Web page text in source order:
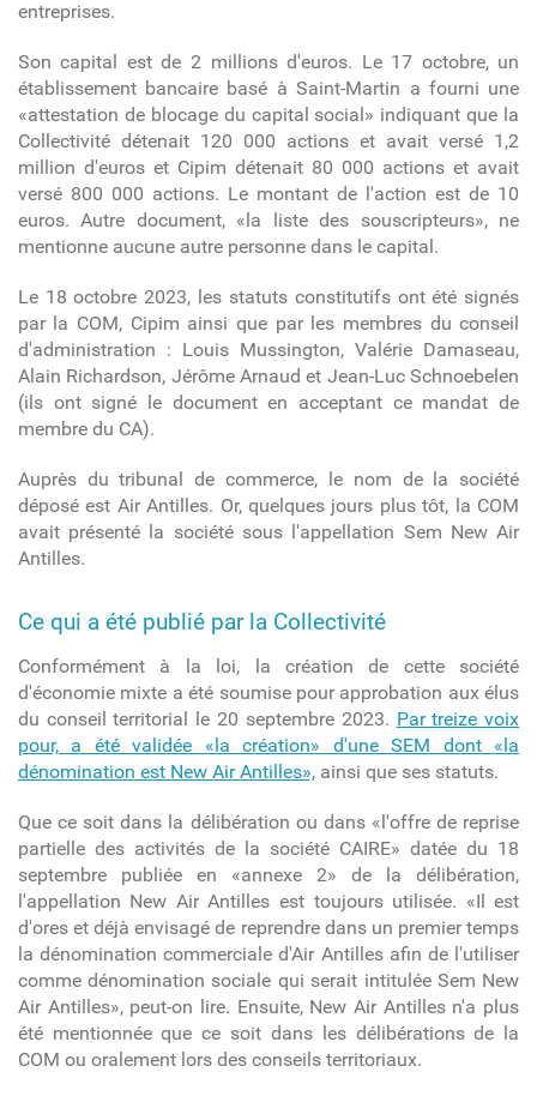
entreprises.
Son capital est de 2 millions d'euros. Le 17 octobre, un
établissement bancaire basé à Saint-Martin a fourni une
«attestation de blocage du capital social» indiquant que la
Collectivité détenait 120 000 actions et avait versé 1,2
million d'euros et Cipim détenait 80 000 actions et avait
versé 800 000 actions. Le montant de l'action est de 10
euros. Autre document, «la liste des souscripteurs», ne
mentionne aucune autre personne dans le capital.
Le 18 octobre 2023, les statuts constitutifs ont été signés
par la COM, Cipim ainsi que par les membres du conseil
d'administration : Louis Mussington, Valérie Damaseau,
Alain Richardson, Jérôme Arnaud et Jean-Luc Schnoebelen
(ils ont signé le document en acceptant ce mandat de
membre du CA).
Auprès du tribunal de commerce, le nom de la société
déposé est Air Antilles. Or, quelques jours plus tôt, la COM
avait présenté la société sous l'appellation Sem New Air
Antilles.
Ce qui a été publié par la Collectivité
Conformément à la loi, la création de cette société
d'économie mixte a été soumise pour approbation aux élus
du conseil territorial le 20 septembre 2023. Par treize voix
pour, a été validée «la création» d'une SEM dont «la
dénomination est New Air Antilles»,ainsi que ses statuts.
Que ce soit dans la délibération ou dans «l'offre de reprise
partielle des activités de la société CAIRE» datée du 18
septembre publiée en «annexe 2» de la délibération,
l'appellation New Air Antilles est toujours utilisée. «Il est
d'ores et déjà envisagé de reprendre dans un premier temps
la dénomination commerciale d'Air Antilles afin de l'utiliser
comme dénomination sociale qui serait intitulée Sem New
Air Antilles», peut-on lire. Ensuite, New Air Antilles n'a plus
été mentionnée que ce soit dans les délibérations de la
COM ou oralement lors des conseils territoriaux.